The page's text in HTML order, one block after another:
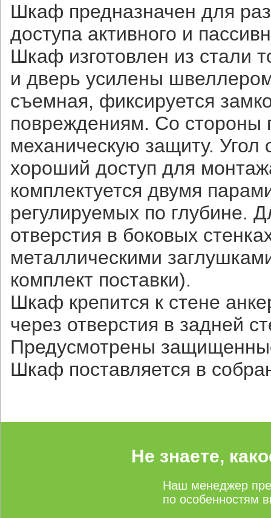
Шкаф предназначен для
доступа активного и
Шкаф изготовлен из стали
и дверь усилены
съемная, фиксируется
повреждениям. Со стороны
механическую защиту. Угол
хороший доступ для
комплектуется двумя
регулируемых по глубине.
отверстия в боковых
металлическими
комплект поставки).
Шкаф крепится к стене
через отверстия в задней
Предусмотрены
Шкаф поставляется в
Не знаете,
Наш менеджер
по особенностям